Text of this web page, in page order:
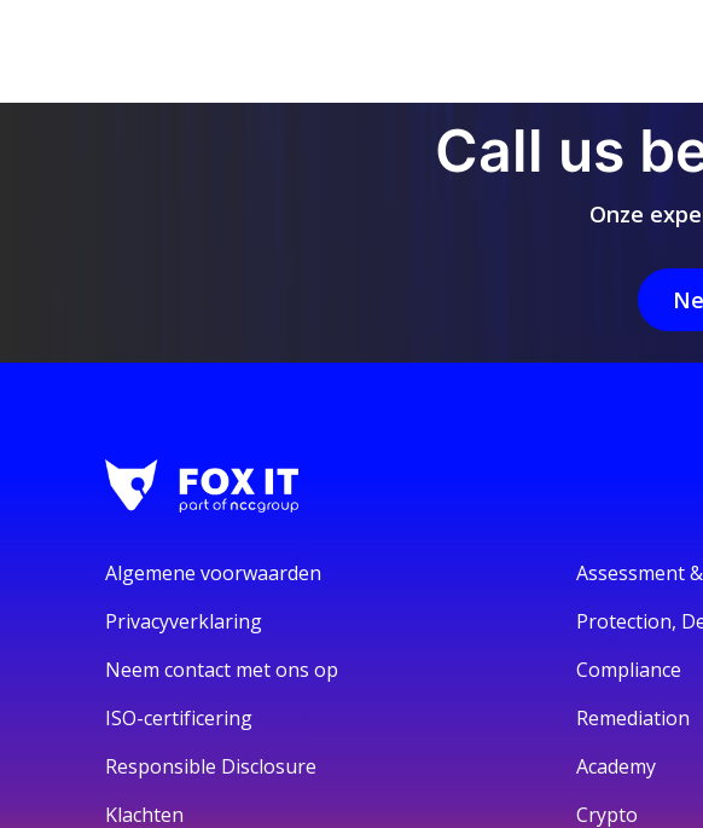
Call us
Onze
Algemene voorwaarden
Privacyverklaring
Neem contact met ons op
ISO-certificering
Responsible Disclosure
Klachten
Assessment
Protection,
Compliance
Remediation
Academy
Crypto